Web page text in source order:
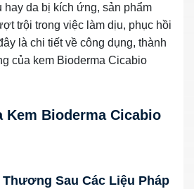
hay da bị kích ứng, sản phẩm
trội trong việc làm dịu, phục hồi
là chi tiết về công dụng, thành
của kem Bioderma Cicabio
Kem Bioderma Cicabio
Sau Các Liệu Pháp